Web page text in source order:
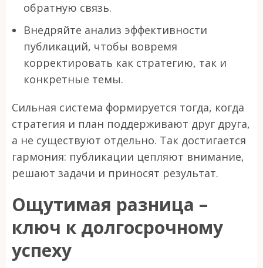
обратную связь.
Внедряйте анализ эффективности
публикаций, чтобы вовремя
корректировать как стратегию, так и
конкретные темы.
Сильная система формируется тогда, когда
стратегия и план поддерживают друг друга,
а не существуют отдельно. Так достигается
гармония: публикации цепляют внимание,
решают задачи и приносят результат.
Ощутимая разница –
ключ к долгосрочному
успеху